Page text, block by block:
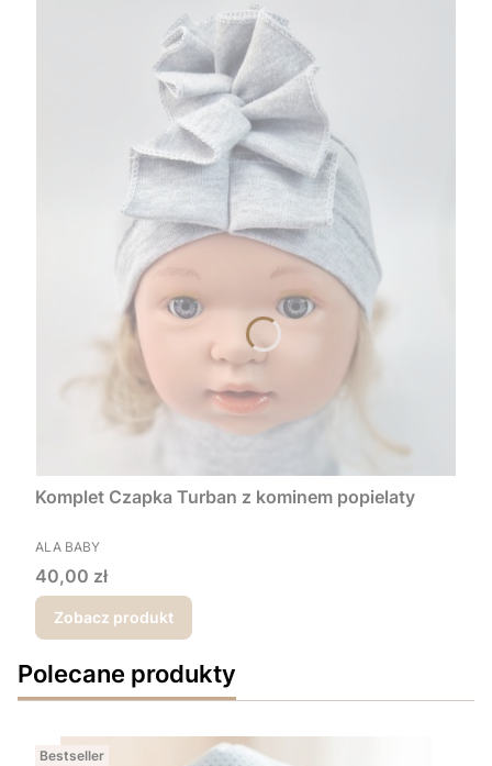
Komplet Czapka Turban z kominem popielaty
PRODUCENT
ALA BABY
Cena
40,00 zł
Zobacz produkt
Polecane produkty
Bestseller